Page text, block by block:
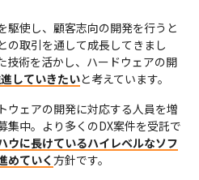
駆使し、顧客志向の開発を行うと
の取引を通して成長してきまし
技術を活かし、ハードウェアの開
していきたいと考えています。
ウェアの開発に対応する人員を増
集中。より多くのDX案件を受託で
ウに長けているハイレベルなソフ
めていく 方針です。